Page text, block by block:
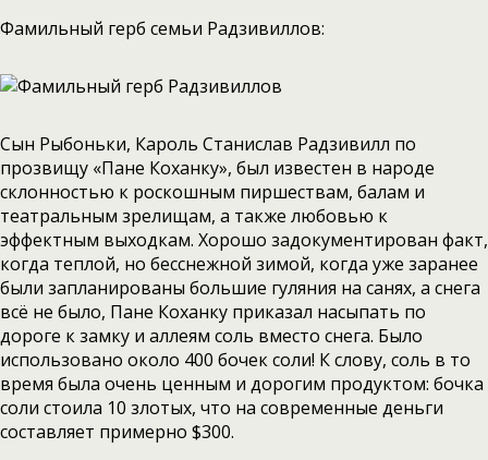
Фамильный герб семьи Радзивиллов:
Сын Рыбоньки, Кароль Станислав Радзивилл по
прозвищу «Пане Коханку», был известен в народе
склонностью к роскошным пиршествам, балам и
театральным зрелищам, а также любовью к
эффектным выходкам. Хорошо задокументирован факт,
когда теплой, но бесснежной зимой, когда уже заранее
были запланированы большие гуляния на санях, а снега
всё не было, Пане Коханку приказал насыпать по
дороге к замку и аллеям соль вместо снега. Было
использовано около 400 бочек соли! К слову, соль в то
время была очень ценным и дорогим продуктом: бочка
соли стоила 10 злотых, что на современные деньги
составляет примерно $300.